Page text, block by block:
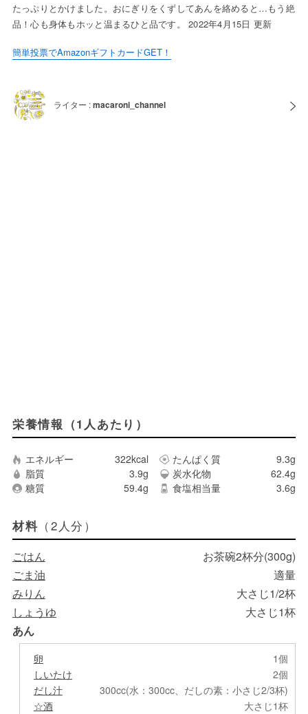
たっぷりとかけました。おにぎりをくずしてあんを絡めると…もう絶
品！心も身体もホッと温まるひと品です。 2022年4月15日 更新
簡単投票でAmazonギフトカードGET！
ライター :macaroni_channel
栄養情報（1人あたり）
エネルギー 322kcal たんぱく質
9.3g
脂質
3.9g 炭水化物
62.4g
糖質
59.4g 食塩相当量 3.6g
材料 （2人分）
ごはん
お茶碗2杯分(300g)
ごま油
適量
みりん
大さじ1/2杯
しょうゆ
大さじ1杯
あん
卵
1個
しいたけ
2個
だし汁
300cc(水：300cc、だしの素：小さじ2/3杯)
☆酒
大さじ1杯